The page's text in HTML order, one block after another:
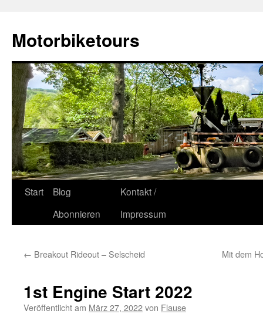
springen
Motorbiketours
Start
Blog
Abonnieren
Kontakt /
Impressum
← Breakout Rideout – Selscheid Mit dem
1st Engine Start 2022
Veröffentlicht am März 27, 2022von Flause